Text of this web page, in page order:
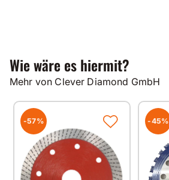
Wie wäre es hiermit?
Mehr von Clever Diamond GmbH
-57% -45%